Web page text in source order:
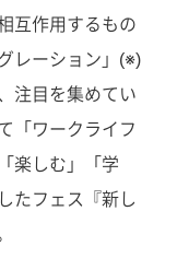
互作用するもの
レーション」(※)
注目を集めてい
「ワークライフ
楽しむ」「学
たフェス『新し